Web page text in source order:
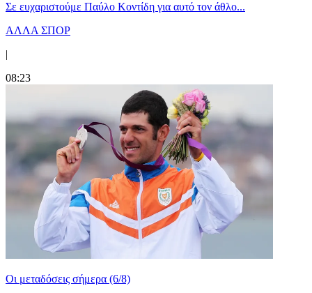
Σε ευχαριστούμε Παύλο Κοντίδη για αυτό τον άθλο...
ΑΛΛΑ ΣΠΟΡ
|
08:23
Οι μεταδόσεις σήμερα (6/8)